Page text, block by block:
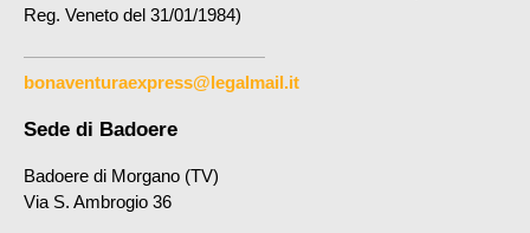
Reg. Veneto del 31/01/1984)
bonaventuraexpress@legalmail.it
Sede di Badoere
Badoere di Morgano (TV)
Via S. Ambrogio 36